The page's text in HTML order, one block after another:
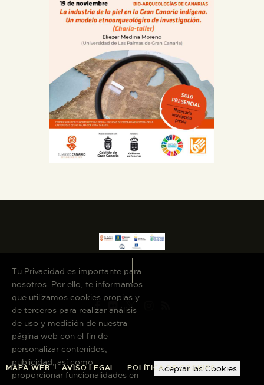
MAPA WEB AVISO LEGAL POLÍTICA DE COOKIES
Tu Privacidad es importante para
nosotros. Por ello, te informamos
que utilizamos cookies propias y
de terceros para realizar análisis
de uso y medición de nuestra
página web con el fin de
personalizar contenidos,
publicidad, así como
proporcionar funcionalidades en
Aceptar las Cookies